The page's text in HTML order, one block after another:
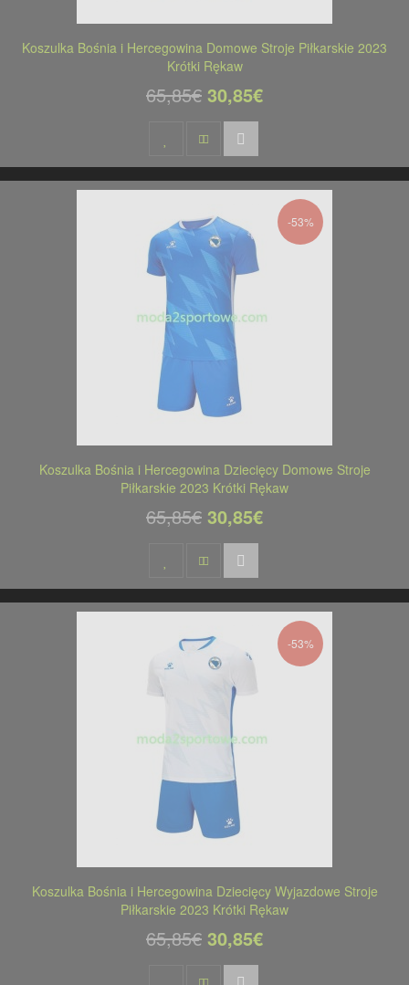
Koszulka Bośnia i Hercegowina Domowe Stroje Piłkarskie 2023
Krótki Rękaw
65,85€ 30,85€
-53%
Koszulka Bośnia i Hercegowina Dziecięcy Domowe Stroje
Piłkarskie 2023 Krótki Rękaw
65,85€ 30,85€
-53%
Koszulka Bośnia i Hercegowina Dziecięcy Wyjazdowe Stroje
Piłkarskie 2023 Krótki Rękaw
65,85€ 30,85€